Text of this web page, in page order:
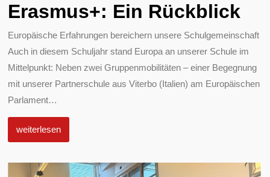
Erasmus+: Ein Rückblick
Europäische Erfahrungen bereichern unsere Schulgemeinschaft
Auch in diesem Schuljahr stand Europa an unserer Schule im
Mittelpunkt: Neben zwei Gruppenmobilitäten – einer Begegnung
mit unserer Partnerschule aus Viterbo (Italien) am Europäischen
Parlament…
weiterlesen